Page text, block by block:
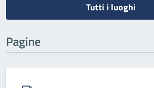
Tutti i luoghi
Pagine